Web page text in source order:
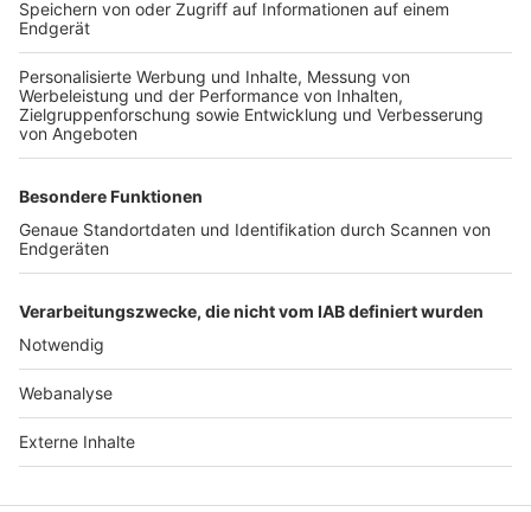
TOP-VEREINE
TOP-PARTNER
Nutzungsbedingungen Datenschutz Impressum